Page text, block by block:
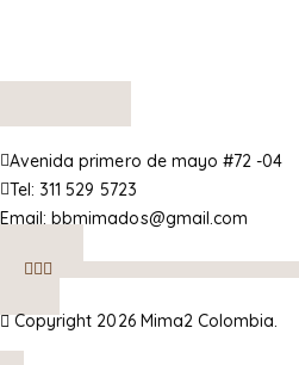
Avenida primero de mayo #72 -04
Tel: 311 529 5723
Email: bbmimados@gmail.com
Copyright 2026 Mima2 Colombia.